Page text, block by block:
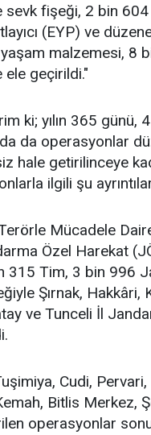
sevk fişeği, 2 bin
(EYP) ve
malzemesi, 8
ele geçirildi."
ki; yılın 365 günü,
da operasyonlar
hale getirilinceye
ilgili şu
Mücadele
Özel Harekat
315 Tim, 3 bin 996
Şırnak, Hakkâri,
ve Tunceli İl
Cudi,
Bitlis Merkez,
operasyonlar